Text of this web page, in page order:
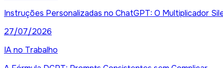
Instruções Personalizadas no ChatGPT: O Multiplicador
27/07/2026
IA no Trabalho